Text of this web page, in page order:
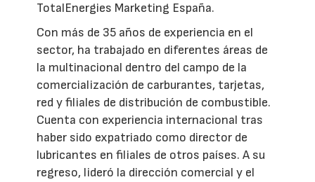
TotalEnergies Marketing España.
Con más de 35 años de experiencia en el
sector, ha trabajado en diferentes áreas de
la multinacional dentro del campo de la
comercialización de carburantes, tarjetas,
red y filiales de distribución de combustible.
Cuenta con experiencia internacional tras
haber sido expatriado como director de
lubricantes en filiales de otros países. A su
regreso, lideró la dirección comercial y el